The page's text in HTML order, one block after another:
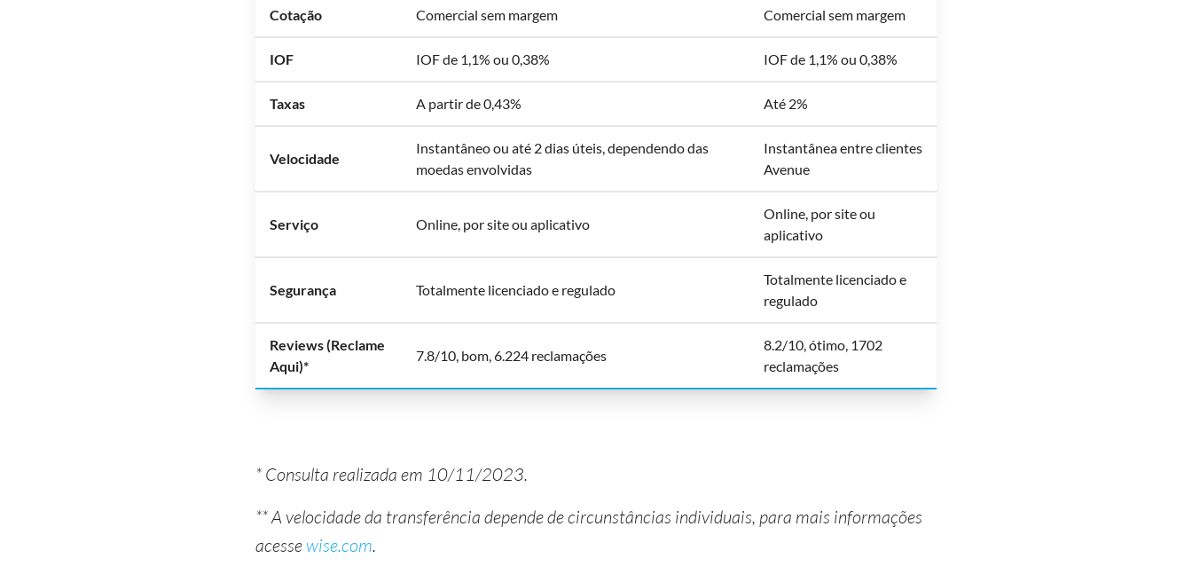
Cotação Comercial sem margem Comercial sem margem
IOF IOF de 1,1% ou 0,38% IOF de 1,1% ou 0,38%
Taxas A partir de 0,43% Até 2%
Velocidade
Instantâneo ou até 2 dias úteis, dependendo das
moedas envolvidas
Instantânea entre clientes
Avenue
Serviço Online, por site ou aplicativo
Online, por site ou
aplicativo
Segurança Totalmente licenciado e regulado
Totalmente licenciado e
regulado
Reviews (Reclame
Aqui)*
7.8/10, bom, 6.224 reclamações
8.2/10, ótimo, 1702
reclamações
* Consulta realizada em 10/11/2023.
** A velocidade da transferência depende de circunstâncias individuais, para mais informações
acesse wise.com.